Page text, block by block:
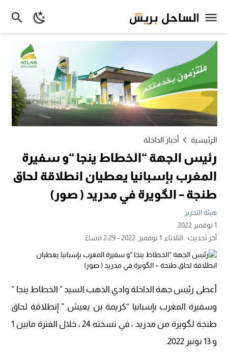
الرئيسية أخبار الداخلة
رئيس الجهة “الخطاط ينجا “و سفيرة
المغرب بإسبانيا يعطيان انطلاقة لحاق
طنجة – الگويرة في مدريد ( صور)
هيئة التحرير
1 نوفمبر 2022
آخر تحديث :الثلاثاء, 1 نوفمبر, 2022 - 2:29 مساءً
أعطى رئيس جهة الداخلة وادي الذهب السيد ” الخطاط ينجا ”
وسفيرة المغرب بإسبانيا “كريمة بن يعيش ” إنطلاقة لحاق
طنجة لگويرة من مدريد ، في نسخته 24 ، خلال الفترة مابين 1
و 13 نونبر 2022.